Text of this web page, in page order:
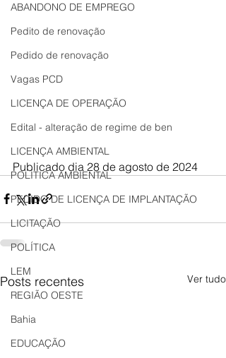
ABANDONO DE EMPREGO
Pedito de renovação
Pedido de renovação
Vagas PCD
LICENÇA DE OPERAÇÃO
Edital - alteração de regime de ben
LICENÇA AMBIENTAL
POLÍTICA AMBIENTAL
PEDIDO DE LICENÇA DE IMPLANTAÇÃO
LICITAÇÃO
POLÍTICA
LEM
REGIÃO OESTE
Bahia
EDUCAÇÃO
Publicado dia 28 de agosto de 2024
Posts recentes Ver tudo